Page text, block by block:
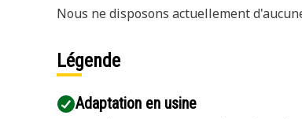
Nous ne disposons actuellement
Légende
Adaptation en usine